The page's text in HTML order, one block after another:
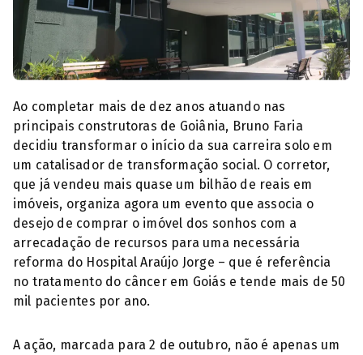
Hospital Araújo Jorge, Goiânia, Goiás (Foto: Reprodução)
Ao completar mais de dez anos atuando nas
principais construtoras de Goiânia, Bruno Faria
decidiu transformar o início da sua carreira solo em
um catalisador de transformação social. O corretor,
que já vendeu mais quase um bilhão de reais em
imóveis, organiza agora um evento que associa o
desejo de comprar o imóvel dos sonhos com a
arrecadação de recursos para uma necessária
reforma do Hospital Araújo Jorge – que é referência
no tratamento do câncer em Goiás e tende mais de 50
mil pacientes por ano.
A ação, marcada para 2 de outubro, não é apenas um